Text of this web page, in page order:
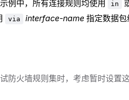
例中，所有连接规则均使用 in
via interface-name 指定数据包
防火墙规则集时，考虑暂时设置